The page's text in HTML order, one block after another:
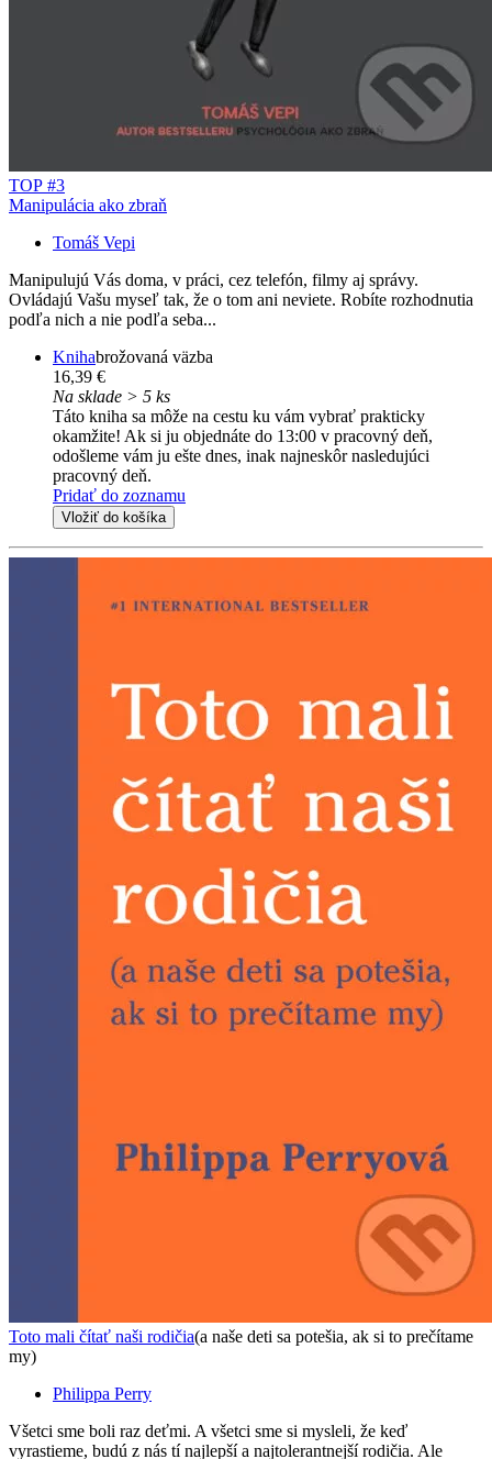
TOP #3
Manipulácia ako zbraň
Tomáš Vepi
Manipulujú Vás doma, v práci, cez telefón, filmy aj správy.
Ovládajú Vašu myseľ tak, že o tom ani neviete. Robíte rozhodnutia
podľa nich a nie podľa seba...
Knihabrožovaná väzba
16,39 €
Na sklade > 5 ks
Táto kniha sa môže na cestu ku vám vybrať prakticky
okamžite! Ak si ju objednáte do 13:00 v pracovný deň,
odošleme vám ju ešte dnes, inak najneskôr nasledujúci
pracovný deň.
Pridať do zoznamu
Vložiť do košíka
Toto mali čítať naši rodičia(a naše deti sa potešia, ak si to prečítame
my)
Philippa Perry
Všetci sme boli raz deťmi. A všetci sme si mysleli, že keď
vyrastieme, budú z nás tí najlepší a najtolerantnejší rodičia. Ale